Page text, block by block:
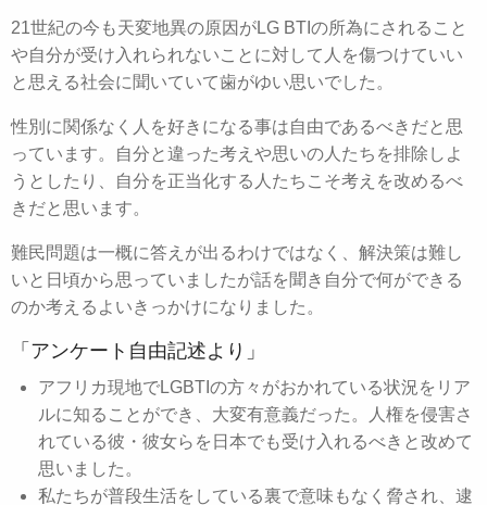
21世紀の今も天変地異の原因がLG BTIの所為にされること
や自分が受け入れられないことに対して人を傷つけていい
と思える社会に聞いていて歯がゆい思いでした。
性別に関係なく人を好きになる事は自由であるべきだと思
っています。自分と違った考えや思いの人たちを排除しよ
うとしたり、自分を正当化する人たちこそ考えを改めるべ
きだと思います。
難民問題は一概に答えが出るわけではなく、解決策は難し
いと日頃から思っていましたが話を聞き自分で何ができる
のか考えるよいきっかけになりました。
「アンケート自由記述より」
アフリカ現地でLGBTIの方々がおかれている状況をリア
ルに知ることができ、大変有意義だった。人権を侵害さ
れている彼・彼女らを日本でも受け入れるべきと改めて
思いました。
私たちが普段生活をしている裏で意味もなく脅され、逮